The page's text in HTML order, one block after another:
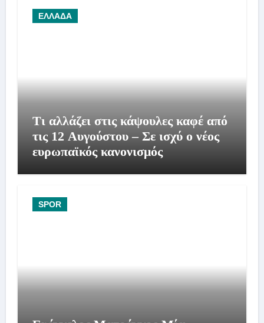
ΕΛΛΑΔΑ
Τι αλλάζει στις κάψουλες καφέ από
τις 12 Αυγούστου – Σε ισχύ ο νέος
ευρωπαϊκός κανονισμός
SPOR